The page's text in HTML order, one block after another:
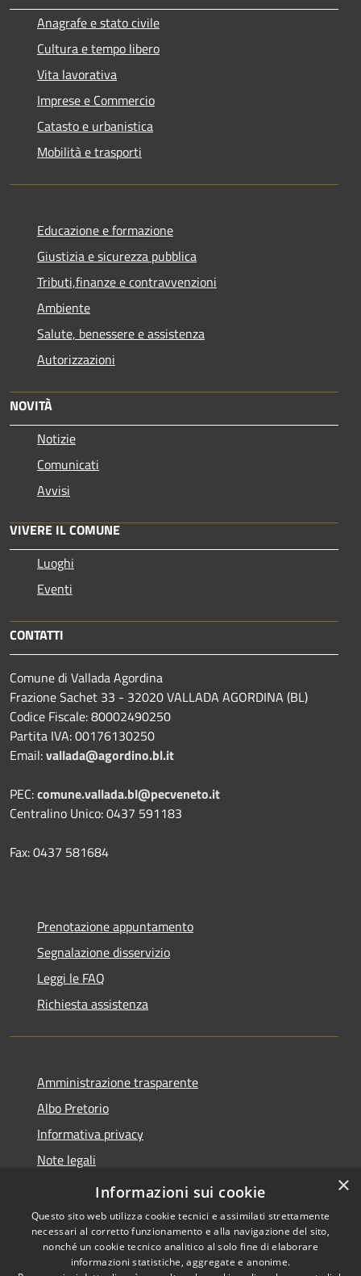
Anagrafe e stato civile
Cultura e tempo libero
Vita lavorativa
Imprese e Commercio
Catasto e urbanistica
Mobilità e trasporti
Educazione e formazione
Giustizia e sicurezza pubblica
Tributi,finanze e contravvenzioni
Ambiente
Salute, benessere e assistenza
Autorizzazioni
NOVITÀ
Notizie
Comunicati
Avvisi
VIVERE IL COMUNE
Luoghi
Eventi
CONTATTI
Comune di Vallada Agordina
Frazione Sachet 33 - 32020 VALLADA AGORDINA (BL)
Codice Fiscale: 80002490250
Partita IVA: 00176130250
Email:vallada@agordino.bl.it
PEC:comune.vallada.bl@pecveneto.it
Centralino Unico: 0437 591183
Fax: 0437 581684
Prenotazione appuntamento
Segnalazione disservizio
Leggi le FAQ
Richiesta assistenza
Amministrazione trasparente
Albo Pretorio
Informativa privacy
Note legali
Dichiarazione di accessibilità
Copyright © 2026 • Comune di
×
Informazioni sui cookie
Questo sito web utilizza cookie tecnici e assimilati strettamente
necessari al corretto funzionamento e alla navigazione del sito,
nonché un cookie tecnico analitico al solo fine di elaborare
informazioni statistiche, aggregate e anonime.